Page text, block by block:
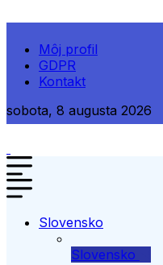
Môj profil
GDPR
Kontakt
sobota, 8 augusta 2026
Slovensko
Slovensko